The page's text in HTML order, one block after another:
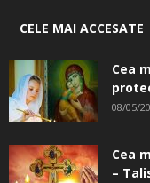
CELE MAI ACCESATE
Cea
08/05/
Cea
–